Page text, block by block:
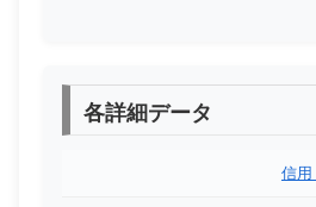
各詳細データ
信用